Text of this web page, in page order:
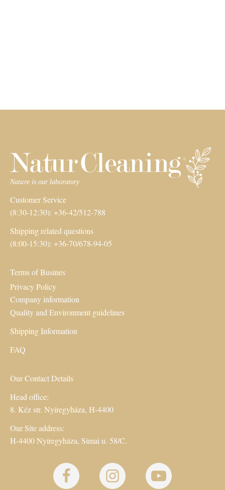
Customer Service
(8:30-12:30): +36-42/512-788
Shipping related questions
(8:00-15:30): +36-70/678-94-05
Terms of Busines
Privacy Policy
Company information
Quality and Environment guidelines
Shipping Information
FAQ
Our Contact Details
Head office:
8. Kéz str. Nyíregyháza, H-4400
Our Site address:
H-4400 Nyíregyháza, Simai u. 58/C.